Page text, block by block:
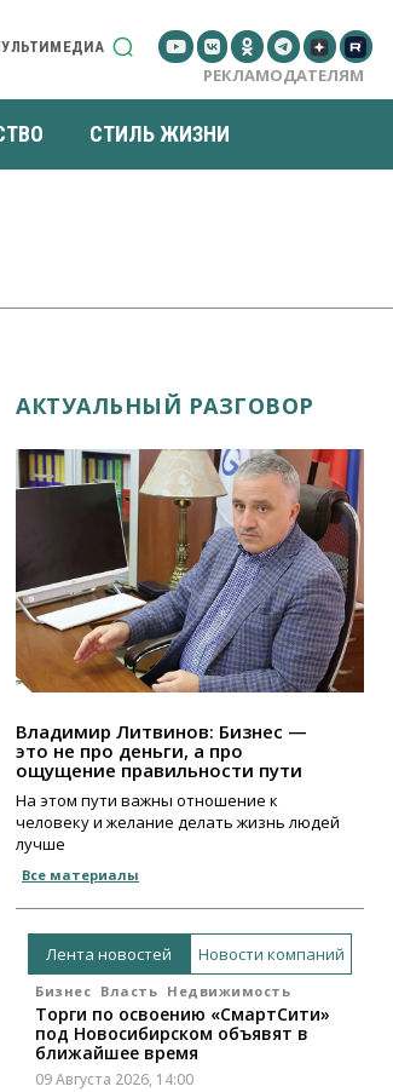
РЕКЛАМОДАТЕЛЯМ
СТИЛЬ ЖИЗНИ
АКТУАЛЬНЫЙ РАЗГОВОР
Владимир Литвинов: Бизнес —
это не про деньги, а про
ощущение правильности пути
На этом пути важны отношение к
человеку и желание делать жизнь людей
лучше
Все материалы
Лента новостей Новости компаний
Бизнес Власть Недвижимость
Торги по освоению «СмартСити»
под Новосибирском объявят в
ближайшее время
09 Августа 2026, 14:00